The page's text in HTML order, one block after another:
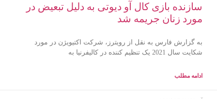
سازنده بازی کال آو دیوتی به دلیل تبعیض در
مورد زنان جریمه شد
به گزارش فارس به نقل از رویترز، شرکت اکتیویژن در مورد
شکایت سال 2021 یک تنظیم کننده در کالیفرنیا به
ادامه مطلب